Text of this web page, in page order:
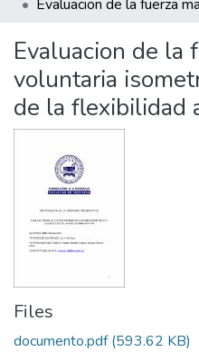
Evaluacion de la
voluntaria
de la flexibilidad
Files
documento.pdf(593.62 KB)